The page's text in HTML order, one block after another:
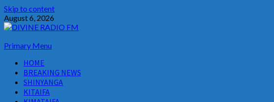
Skip to content
August 6, 2026
Primary Menu
HOME
BREAKING NEWS
SHINYANGA
KITAIFA